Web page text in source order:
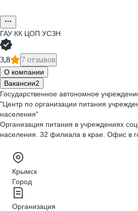
ГАУ КК ЦОП УСЗН
3,8 7 отзывов
О компании
Вакансии2
Государственное автономное
"Центр по организации питания
населения"
Организация питания в учреждениях
населения. 32 филиала в крае. Офис в
Крымск
Город
Организация